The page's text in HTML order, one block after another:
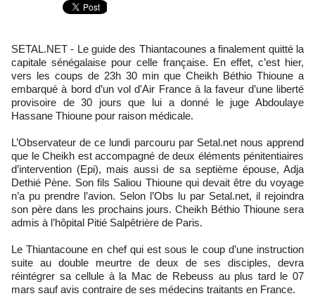
SETAL.NET - Le guide des Thiantacounes a finalement quitté la
capitale sénégalaise pour celle française. En effet, c’est hier,
vers les coups de 23h 30 min que Cheikh Béthio Thioune a
embarqué à bord d’un vol d'Air France à la faveur d’une liberté
provisoire de 30 jours que lui a donné le juge Abdoulaye
Hassane Thioune pour raison médicale.
L’Observateur de ce lundi parcouru par Setal.net nous apprend
que le Cheikh est accompagné de deux éléments pénitentiaires
d’intervention (Epi), mais aussi de sa septième épouse, Adja
Dethié Pène. Son fils Saliou Thioune qui devait être du voyage
n’a pu prendre l’avion. Selon l’Obs lu par Setal.net, il rejoindra
son père dans les prochains jours. Cheikh Béthio Thioune sera
admis à l’hôpital Pitié Salpêtrière de Paris.
Le Thiantacoune en chef qui est sous le coup d’une instruction
suite au double meurtre de deux de ses disciples, devra
réintégrer sa cellule à la Mac de Rebeuss au plus tard le 07
mars sauf avis contraire de ses médecins traitants en France.